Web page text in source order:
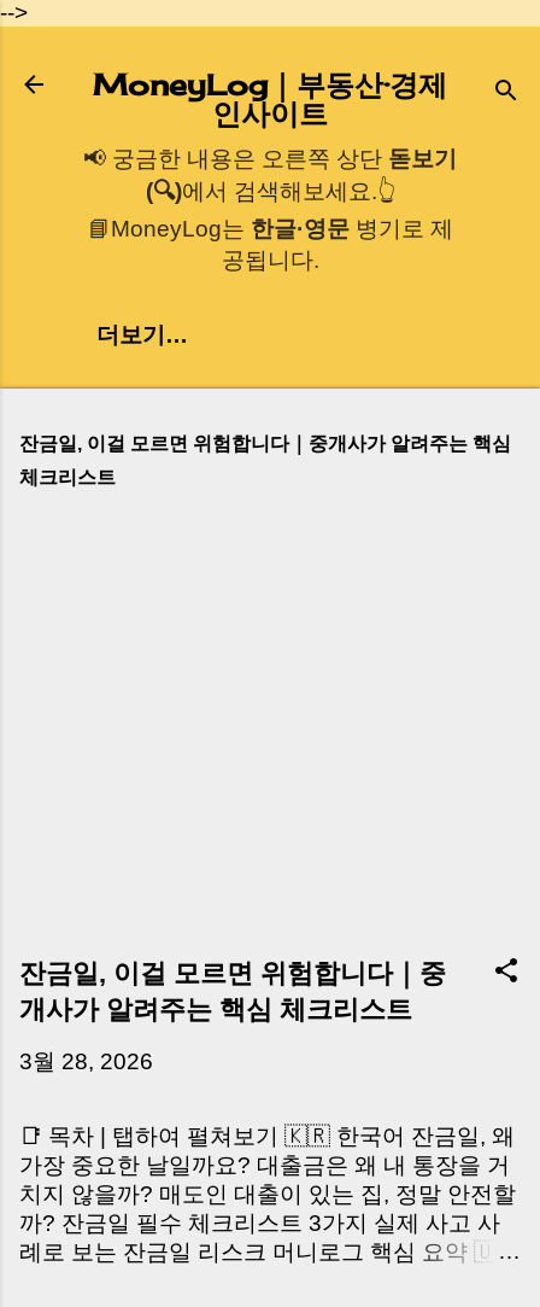
-->
기본 콘텐츠로 건너뛰기
MoneyLog｜부동산·경제
인사이트
📢 궁금한 내용은 오른쪽 상단 돋보기
(🔍)에서 검색해보세요.👆
📘MoneyLog는 한글·영문병기로 제
공됩니다.
더보기…
잔금일, 이걸 모르면 위험합니다｜중개사가 알려주는 핵심
체크리스트
잔금일, 이걸 모르면 위험합니다｜중
개사가 알려주는 핵심 체크리스트
3월 28, 2026
📑 목차 | 탭하여 펼쳐보기 🇰🇷 한국어 잔금일, 왜
가장 중요한 날일까요? 대출금은 왜 내 통장을 거
치지 않을까? 매도인 대출이 있는 집, 정말 안전할
까? 잔금일 필수 체크리스트 3가지 실제 사고 사
례로 보는 잔금일 리스크 머니로그 핵심 요약 🇺🇸